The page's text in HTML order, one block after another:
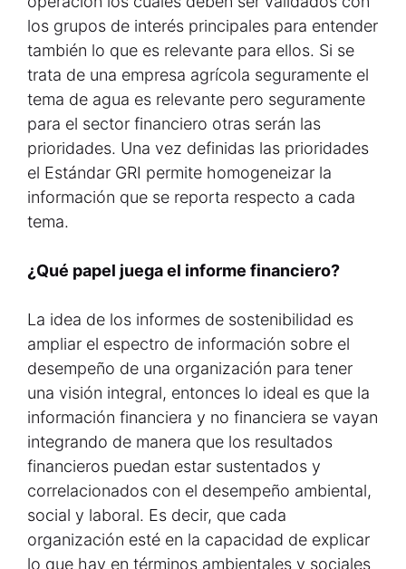
los grupos de interés principales para entender
también lo que es relevante para ellos. Si se
trata de una empresa agrícola seguramente el
tema de agua es relevante pero seguramente
para el sector financiero otras serán las
prioridades. Una vez definidas las prioridades
el Estándar GRI permite homogeneizar la
información que se reporta respecto a cada
tema.
¿Qué papel juega el informe financiero?
La idea de los informes de sostenibilidad es
ampliar el espectro de información sobre el
desempeño de una organización para tener
una visión integral, entonces lo ideal es que la
información financiera y no financiera se vayan
integrando de manera que los resultados
financieros puedan estar sustentados y
correlacionados con el desempeño ambiental,
social y laboral. Es decir, que cada
organización esté en la capacidad de explicar
lo que hay en términos ambientales y sociales